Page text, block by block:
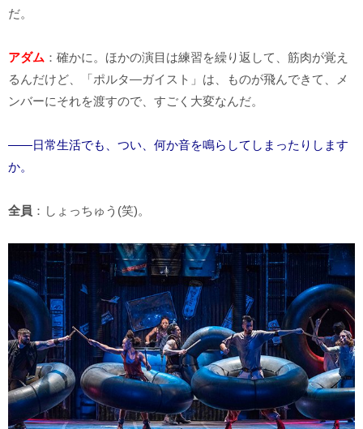
だ。
アダム ：確かに。ほかの演目は練習を繰り返して、筋肉が覚え
るんだけど、「ポルタ―ガイスト」は、ものが飛んできて、メ
ンバーにそれを渡すので、すごく大変なんだ。
――日常生活でも、つい、何か音を鳴らしてしまったりします
か。
全員 ：しょっちゅう(笑)。